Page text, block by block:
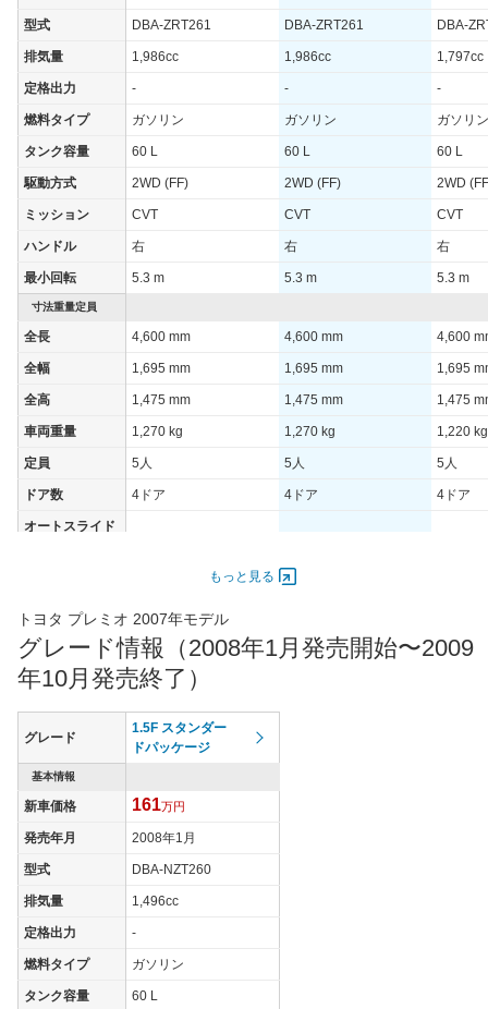
WLTCモード(市
-
外)
-
WLTCモード(高
速道路)
JC08モード -
1015モード 15.6km/L
60km定地 -
装備オプション 装備詳細を見る
型式 DBA-ZRT261 DBA-ZRT261 DBA-
排気量 1,986cc 1,986cc 1,797cc
定格出力 - - -
燃料タイプ ガソリン ガソリン ガソリン
タンク容量 60 L 60 L 60 L
駆動方式 2WD (FF) 2WD (FF) 2WD
ミッション CVT CVT CVT
ハンドル 右 右 右
最小回転 5.3 m 5.3 m 5.3 m
寸法重量定員
全長 4,600 mm 4,600 mm 4,600
全幅 1,695 mm 1,695 mm 1,695
全高 1,475 mm 1,475 mm 1,475
車両重量 1,270 kg 1,270 kg 1,220 kg
定員 5人 5人 5人
ドア数 4ドア 4ドア 4ドア
オートスライド
最高トルク 196 [20]/ 4,400 196 [20]/ 4,400 175
過給機 -
(前)
195/65R15 91S
タイヤサイズ
(後)
街地)
-
WLTCモード(郊
外)
WLTCモード(高
-
もっと見る
トヨタ プレミオ 2007年モデル
グレード情報（2008年1月発売開始〜2009
年10月発売終了）
グレード
1.5F スタンダー
ドパッケージ
基本情報
新車価格 161万円
発売年月 2008年1月
型式 DBA-NZT260
排気量 1,496cc
定格出力 -
燃料タイプ ガソリン
タンク容量 60 L